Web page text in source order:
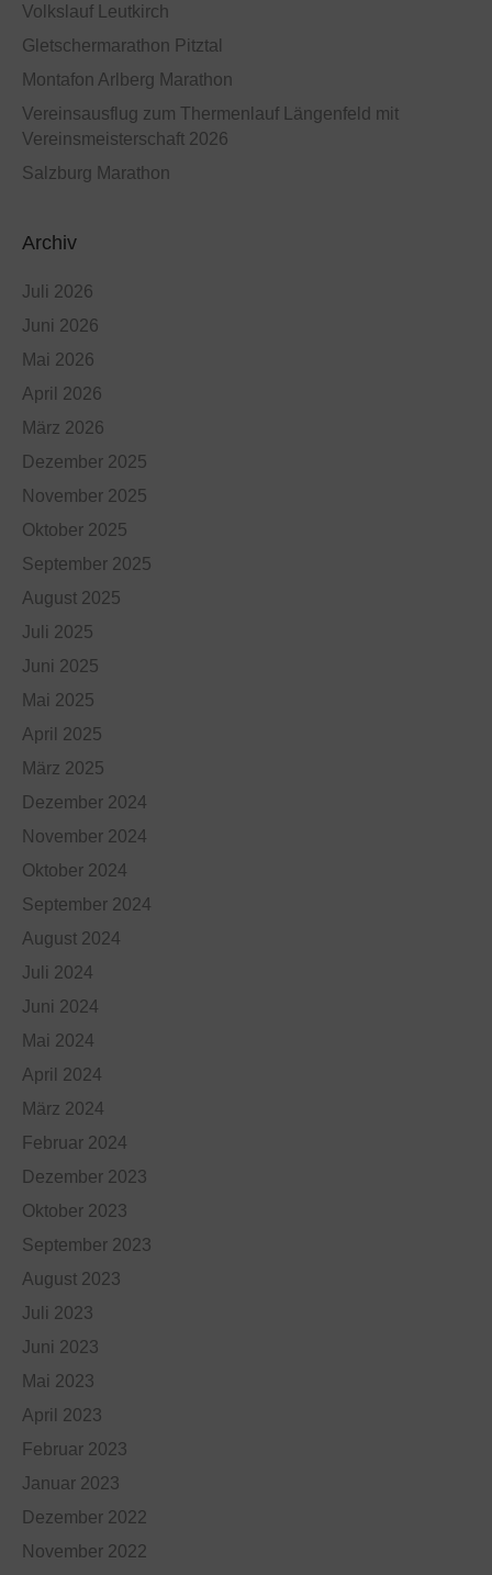
Volkslauf Leutkirch
Gletschermarathon Pitztal
Montafon Arlberg Marathon
Vereinsausflug zum Thermenlauf Längenfeld mit
Vereinsmeisterschaft 2026
Salzburg Marathon
Archiv
Juli 2026
Juni 2026
Mai 2026
April 2026
März 2026
Dezember 2025
November 2025
Oktober 2025
September 2025
August 2025
Juli 2025
Juni 2025
Mai 2025
April 2025
März 2025
Dezember 2024
November 2024
Oktober 2024
September 2024
August 2024
Juli 2024
Juni 2024
Mai 2024
April 2024
März 2024
Februar 2024
Dezember 2023
Oktober 2023
September 2023
August 2023
Juli 2023
Juni 2023
Mai 2023
April 2023
Februar 2023
Januar 2023
Dezember 2022
November 2022